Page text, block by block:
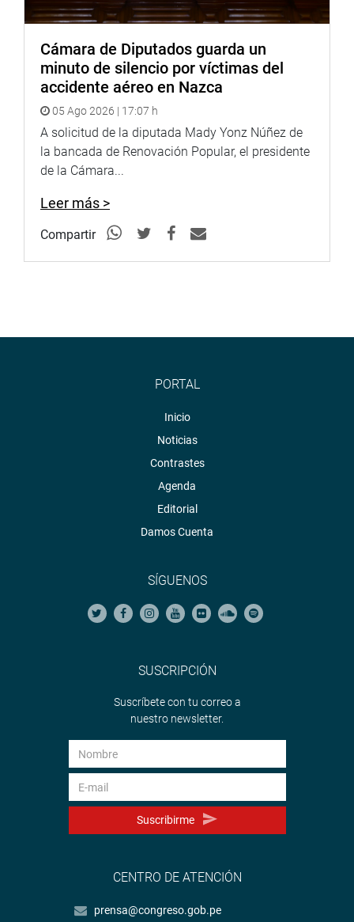
Cámara de Diputados guarda un
minuto de silencio por víctimas del
accidente aéreo en Nazca
05 Ago 2026 | 17:07 h
A solicitud de la diputada Mady Yonz Núñez de
la bancada de Renovación Popular, el presidente
de la Cámara...
Leer más >
Compartir
PORTAL
Inicio
Noticias
Contrastes
Agenda
Editorial
Damos Cuenta
SÍGUENOS
SUSCRIPCIÓN
Suscríbete con tu correo a
nuestro newsletter.
Suscribirme
CENTRO DE ATENCIÓN
prensa@congreso.gob.pe